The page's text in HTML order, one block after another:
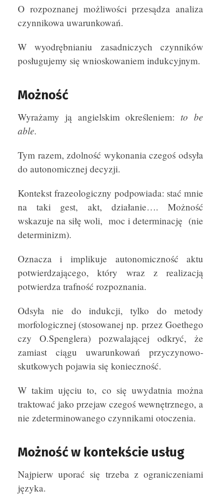
O rozpoznanej możliwości przesądza analiza
czynnikowa uwarunkowań.
W wyodrębnianiu zasadniczych czynników
posługujemy się wnioskowaniem indukcyjnym.
Możność
Wyrażamy ją angielskim określeniem:to be
able.
Tym razem, zdolność wykonania czegoś odsyła
do autonomicznej decyzji.
Kontekst frazeologiczny podpowiada: stać mnie
na taki gest, akt, działanie…. Możność
wskazuje na siłę woli, moc i determinację (nie
determinizm).
Oznacza i implikuje autonomiczność aktu
potwierdzającego, który wraz z realizacją
potwierdza trafność rozpoznania.
Odsyła nie do indukcji, tylko do metody
morfologicznej (stosowanej np. przez Goethego
czy O.Spenglera) pozwalającej odkryć, że
zamiast ciągu uwarunkowań przyczynowo-
skutkowych pojawia się konieczność.
W takim ujęciu to, co się uwydatnia można
traktować jako przejaw czegoś wewnętrznego, a
nie zdeterminowanego czynnikami otoczenia.
Możność w kontekście usług
Najpierw uporać się trzeba z ograniczeniami
języka.